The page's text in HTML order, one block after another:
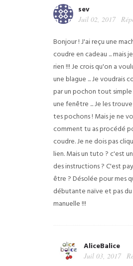
sev
Juil 02, 2017
Bonjour !J'ai reçu une
coudre en cadeau ... mais
rien !!!Je crois qu'on a
une blague ...Je voudrais
par un pochon tout simple
une fenêtre ... Je les
tes pochons ! Mais je ne
comment tu as procédé
coudre.Je ne dois pas
lien. Mais un tuto ? c'est
des instructions ? C'est
être ?Désolée pour mes
débutante naïve et pas
manuelle !!!
AliceBalice
Juil 03, 2017